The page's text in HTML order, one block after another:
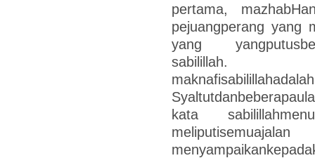
pertama,
pejuangperang yang
yang
sabilillah.
kata